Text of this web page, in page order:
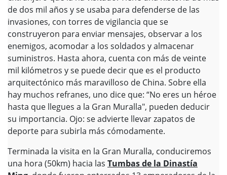
de dos mil años y se usaba para defenderse de las
invasiones, con torres de vigilancia que se
construyeron para enviar mensajes, observar a los
enemigos, acomodar a los soldados y almacenar
suministros. Hasta ahora, cuenta con más de veinte
mil kilómetros y se puede decir que es el producto
arquitectónico más maravilloso de China. Sobre ella
hay muchos refranes, uno dice que: “No eres un héroe
hasta que llegues a la Gran Muralla", pueden deducir
su importancia. Ojo: se advierte llevar zapatos de
deporte para subirla más cómodamente.
Terminada la visita en la Gran Muralla, conduciremos
una hora (50km) hacia las Tumbas de la Dinastía